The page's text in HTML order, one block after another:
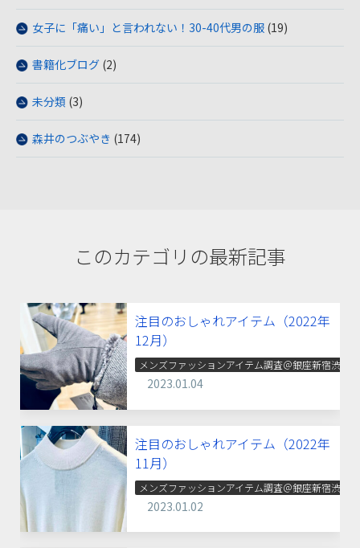
女子に「痛い」と言われない！30-40代男の服 (19)
書籍化ブログ (2)
未分類 (3)
森井のつぶやき (174)
このカテゴリの最新記事
注目のおしゃれアイテム（2022年
12月）
メンズファッションアイテム調査＠銀座新宿渋谷
2023.01.04
注目のおしゃれアイテム（2022年
11月）
メンズファッションアイテム調査＠銀座新宿渋谷
2023.01.02